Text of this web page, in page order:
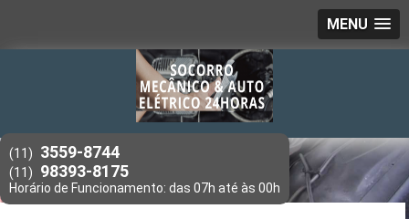
MENU
(11) 3559-8744
(11) 98393-8175